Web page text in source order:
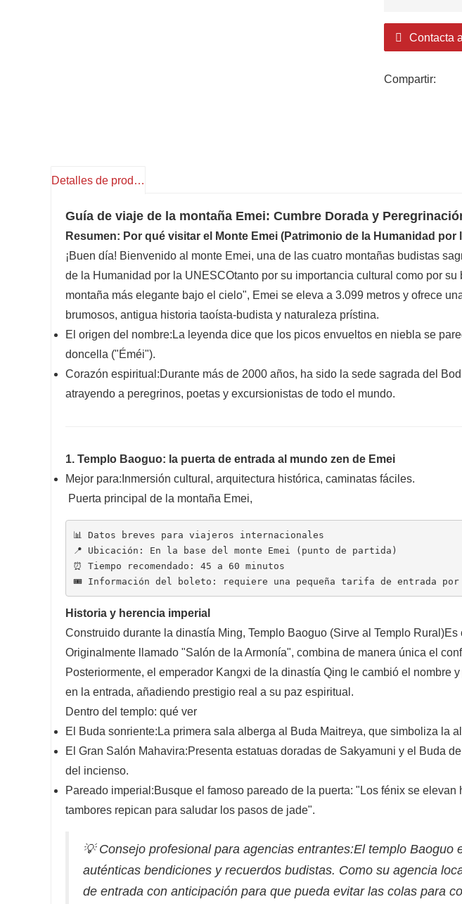
Contacta
Compartir:
Detalles de producto
Guía de viaje de la montaña Emei: Cumbre Dorada y
Resumen: Por qué visitar el Monte Emei (Patrimonio de la Humanidad por
¡Buen día! Bienvenido al monte Emei, una de las cuatro montañas budistas
de la Humanidad por la UNESCOtanto por su importancia cultural como por
montaña más elegante bajo el cielo", Emei se eleva a 3.099 metros y ofrece
brumosos, antigua historia taoísta-budista y naturaleza prístina.
El origen del nombre: La leyenda dice que los picos envueltos en niebla se
doncella ("Éméi").
Corazón espiritual:Durante más de 2000 años, ha sido la sede sagrada del
atrayendo a peregrinos, poetas y excursionistas de todo el mundo.
1. Templo Baoguo: la puerta de entrada al mundo zen de Emei
Mejor para: Inmersión cultural, arquitectura histórica, caminatas fáciles.
Puerta principal de la montaña Emei,
📊 Datos breves para viajeros internacionales
📍 Ubicación: En la base del monte Emei (punto de partida)
⏰ Tiempo recomendado: 45 a 60 minutos
🎟️ Información del boleto: requiere una pequeña tarifa de entrada
Historia y herencia imperial
Construido durante la dinastía Ming, Templo Baoguo (Sirve al Templo Rural)Es
Originalmente llamado "Salón de la Armonía", combina de manera única el
Posteriormente, el emperador Kangxi de la dinastía Qing le cambió el nombre
en la entrada, añadiendo prestigio real a su paz espiritual.
Dentro del templo: qué ver
El Buda sonriente: La primera sala alberga al Buda Maitreya, que simboliza la
El Gran Salón Mahavira:Presenta estatuas doradas de Sakyamuni y el Buda
del incienso.
Pareado imperial:Busque el famoso pareado de la puerta: "Los fénix se
tambores repican para saludar los pasos de jade".
💡 Consejo profesional para agencias entrantes:El templo Baoguo
auténticas bendiciones y recuerdos budistas. Como su agencia
de entrada con anticipación para que pueda evitar las colas para